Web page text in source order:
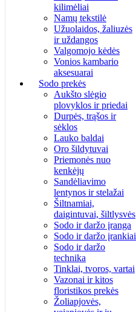
kilimėliai
Namų tekstilė
Užuolaidos, žaliuzės
ir uždangos
Valgomojo kėdės
Vonios kambario
aksesuarai
Sodo prekės
Aukšto slėgio
plovyklos ir priedai
Durpės, trąšos ir
sėklos
Lauko baldai
Oro šildytuvai
Priemonės nuo
kenkėjų
Sandėliavimo
lentynos ir stelažai
Šiltnamiai,
daigintuvai, šiltlysvės
Sodo ir daržo įranga
Sodo ir daržo įrankiai
Sodo ir daržo
technika
Tinklai, tvoros, vartai
Vazonai ir kitos
floristikos prekės
Žoliapjovės,